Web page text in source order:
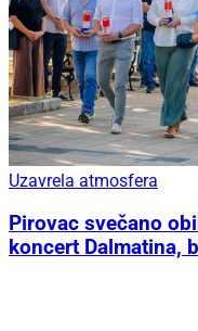
Uzavrela atmosfera
Pirovac svečano
koncert Dalmatina,